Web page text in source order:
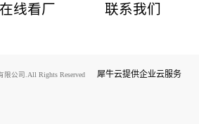
在线看厂 联系我们
公司.All Rights Reserved 犀牛云提供企业云服务